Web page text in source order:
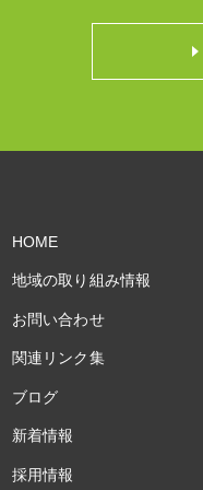
HOME
地域の取り組み情報
お問い合わせ
関連リンク集
ブログ
新着情報
採用情報